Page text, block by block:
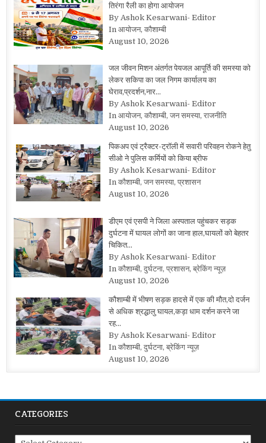
तिरंगा रैली का होगा आयोजन
By Ashok Kesarwani- Editor
In आयोजन, कौशाम्बी
August 10, 2026
जल जीवन मिशन अंतर्गत पेयजल आपूर्ति की समस्या को
लेकर सकिपा का जल निगम कार्यालय का
घेराव,प्रदर्शन,नार…
By Ashok Kesarwani- Editor
In आयोजन, कौशाम्बी, जन समस्या, राजनीति
August 10, 2026
पिकअप एवं ट्रैक्टर-ट्रॉली में सवारी परिवहन रोकने हेतु
सीओ ने पुलिस कर्मियों को किया ब्रीफ
By Ashok Kesarwani- Editor
In कौशाम्बी, जन समस्या, प्रशासन
August 10, 2026
डीएम एवं एसपी ने जिला अस्पताल पहुंचकर सड़क
दुर्घटना में घायल लोगों का जाना हाल,घायलों को बेहतर
चिकित…
By Ashok Kesarwani- Editor
In कौशाम्बी, दुर्घटना, प्रशासन, ब्रेकिंग न्यूज़
August 10, 2026
कौशाम्बी में भीषण सड़क हादसे में एक की मौत,दो दर्जन
से अधिक श्रद्धालु घायल,कड़ा धाम दर्शन करने जा
रह…
By Ashok Kesarwani- Editor
In कौशाम्बी, दुर्घटना, ब्रेकिंग न्यूज़
August 10, 2026
CATEGORIES
Categories